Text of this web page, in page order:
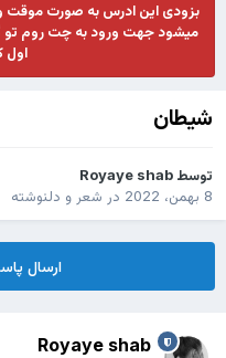
بزودی این ادرس به صورت موقت
میشود جهت ورود به چت روم
اول
شیطان
توسط Royaye shab
8 بهمن، 2022
در شعر و دلنوشته
ارسال
Royaye shab